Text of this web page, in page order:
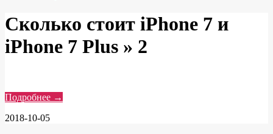
Сколько стоит iPhone 7 и
iPhone 7 Plus » 2
Подробнее →
2018-10-05